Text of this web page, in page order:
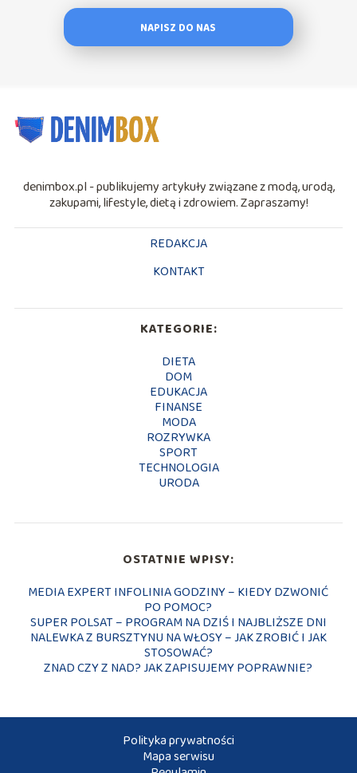
NAPISZ DO NAS
denimbox.pl - publikujemy artykuły związane z modą, urodą,
zakupami, lifestyle, dietą i zdrowiem. Zapraszamy!
REDAKCJA
KONTAKT
KATEGORIE:
DIETA
DOM
EDUKACJA
FINANSE
MODA
ROZRYWKA
SPORT
TECHNOLOGIA
URODA
OSTATNIE WPISY:
MEDIA EXPERT INFOLINIA GODZINY – KIEDY DZWONIĆ
PO POMOC?
SUPER POLSAT – PROGRAM NA DZIŚ I NAJBLIŻSZE DNI
NALEWKA Z BURSZTYNU NA WŁOSY – JAK ZROBIĆ I JAK
STOSOWAĆ?
ZNAD CZY Z NAD? JAK ZAPISUJEMY POPRAWNIE?
Polityka prywatności
Mapa serwisu